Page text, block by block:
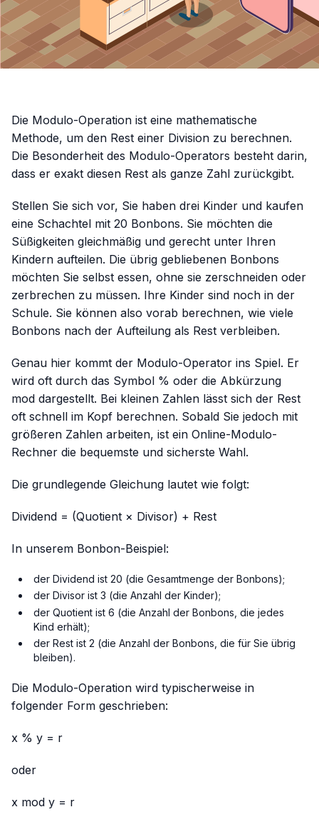
Die Modulo-Operation ist eine mathematische
Methode, um den Rest einer Division zu berechnen.
Die Besonderheit des Modulo-Operators besteht darin,
dass er exakt diesen Rest als ganze Zahl zurückgibt.
Stellen Sie sich vor, Sie haben drei Kinder und kaufen
eine Schachtel mit 20 Bonbons. Sie möchten die
Süßigkeiten gleichmäßig und gerecht unter Ihren
Kindern aufteilen. Die übrig gebliebenen Bonbons
möchten Sie selbst essen, ohne sie zerschneiden oder
zerbrechen zu müssen. Ihre Kinder sind noch in der
Schule. Sie können also vorab berechnen, wie viele
Bonbons nach der Aufteilung als Rest verbleiben.
Genau hier kommt der Modulo-Operator ins Spiel. Er
wird oft durch das Symbol % oder die Abkürzung
mod dargestellt. Bei kleinen Zahlen lässt sich der Rest
oft schnell im Kopf berechnen. Sobald Sie jedoch mit
größeren Zahlen arbeiten, ist ein Online-Modulo-
Rechner die bequemste und sicherste Wahl.
Die grundlegende Gleichung lautet wie folgt:
Dividend = (Quotient × Divisor) + Rest
In unserem Bonbon-Beispiel:
der Dividend ist 20 (die Gesamtmenge der Bonbons);
der Divisor ist 3 (die Anzahl der Kinder);
der Quotient ist 6 (die Anzahl der Bonbons, die jedes
Kind erhält);
der Rest ist 2 (die Anzahl der Bonbons, die für Sie übrig
bleiben).
Die Modulo-Operation wird typischerweise in
folgender Form geschrieben:
x % y = r
oder
x mod y = r